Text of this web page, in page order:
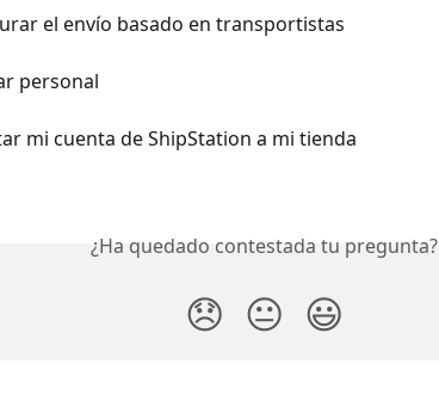
el envío basado en transportistas
personal
mi cuenta de ShipStation a mi tienda
¿Ha quedado contestada tu pregunta?
😞 😐 😃